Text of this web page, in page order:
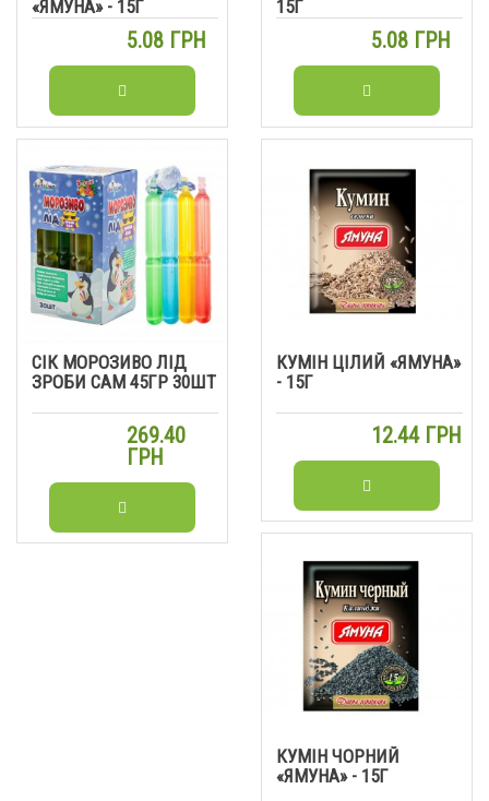
«ЯМУНА» - 15Г
5.08 ГРН
15Г
5.08 ГРН
СІК МОРОЗИВО ЛІД
ЗРОБИ САМ 45ГР 30ШТ
269.40
ГРН
КУМІН ЦІЛИЙ «ЯМУНА»
- 15Г
12.44 ГРН
КУМІН ЧОРНИЙ
«ЯМУНА» - 15Г